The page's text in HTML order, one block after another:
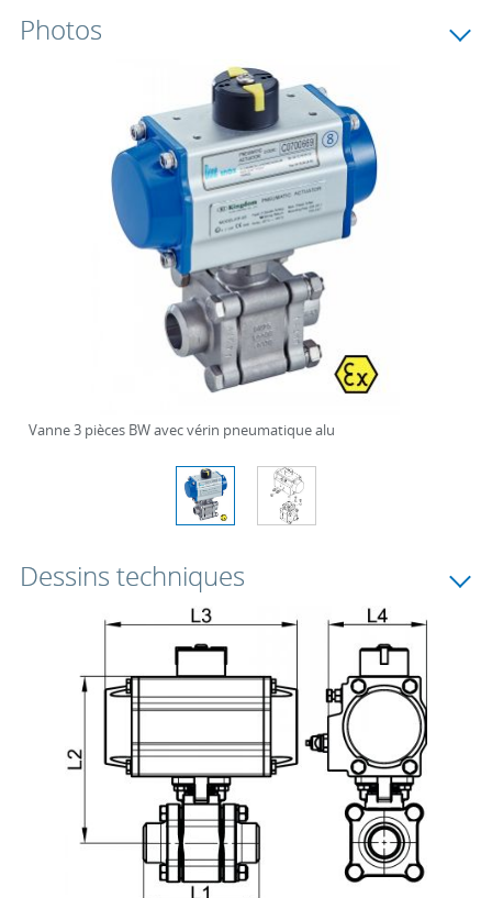
Photos
Vanne 3 pièces BW avec vérin pneumatique alu
Dessins techniques